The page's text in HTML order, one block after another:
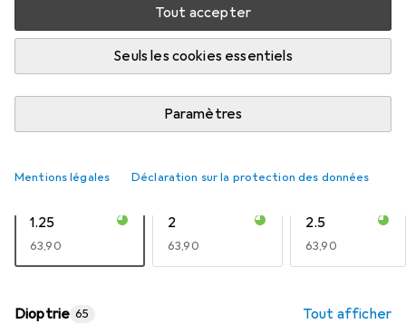
Tout accepter
Seuls les cookies essentiels
Paramètres
Mentions légales Déclaration sur la protection des données
Ajouter au panier
Comparer Ajouter à la liste
Addition de lentilles de contact 3
1.25
EUR
63,90
2
EUR
63,90
2.5
EUR
63,90
Dioptrie 65 Tout afficher